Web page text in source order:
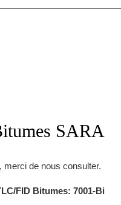
SARA
merci de nous consulter.
FID Bitumes: 7001-Bi